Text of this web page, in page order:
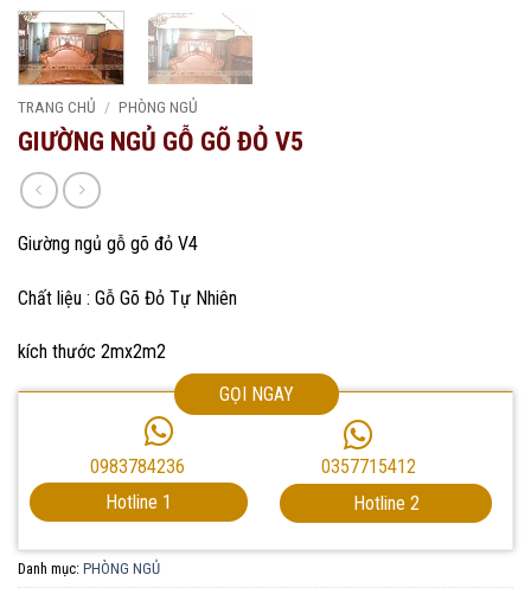
TRANG CHỦ / PHÒNG NGỦ
GIƯỜNG NGỦ GỖ GÕ ĐỎ V5
Giường ngủ gỗ gõ đỏ V4
Chất liệu : Gỗ Gõ Đỏ Tự Nhiên
kích thước 2mx2m2
GỌI NGAY
0983784236
Hotline 1
0357715412
Hotline 2
Danh mục: PHÒNG NGỦ